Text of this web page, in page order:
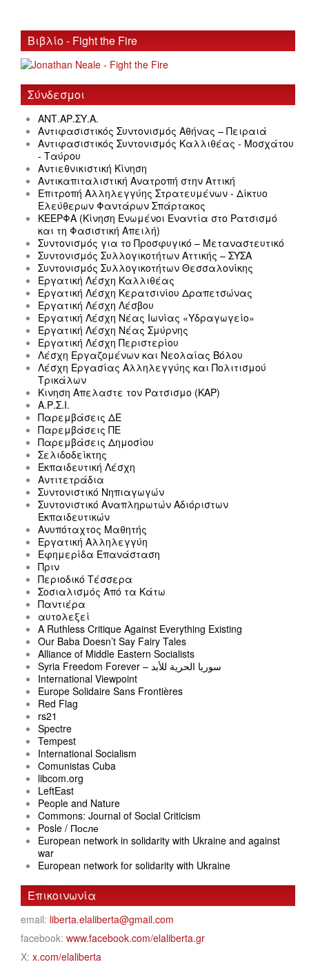
Βιβλίο - Fight the Fire
Σύνδεσμοι
ΑΝΤ.ΑΡ.ΣΥ.Α.
Αντιφασιστικός Συντονισμός Αθήνας – Πειραιά
Αντιφασιστικός Συντονισμός Καλλιθέας - Μοσχάτου
- Ταύρου
Αντιεθνικιστική Κίνηση
Αντικαπιταλιστική Ανατροπή στην Αττική
Επιτροπή Αλληλεγγύης Στρατευμένων - Δίκτυο
Ελεύθερων Φαντάρων Σπάρτακος
ΚΕΕΡΦΑ (Κίνηση Ενωμένοι Εναντία στο Ρατσισμό
και τη Φασιστική Απειλή)
Συντονισμός για το Προσφυγικό – Μεταναστευτικό
Συντονισμός Συλλογικοτήτων Αττικής – ΣΥΣΑ
Συντονισμός Συλλογικοτήτων Θεσσαλονίκης
Εργατική Λέσχη Καλλιθέας
Εργατική Λέσχη Κερατσινίου Δραπετσώνας
Εργατική Λέσχη Λέσβου
Εργατική Λέσχη Νέας Ιωνίας «Υδραγωγείο»
Εργατική Λέσχη Νέας Σμύρνης
Εργατική Λέσχη Περιστερίου
Λέσχη Εργαζομένων και Νεολαίας Βόλου
Λέσχη Εργασίας Αλληλεγγύης και Πολιτισμού
Τρικάλων
Κινηση Απελαστε τον Ρατσισμο (ΚΑΡ)
Α.Ρ.Σ.Ι.
Παρεμβάσεις ΔΕ
Παρεμβάσεις ΠΕ
Παρεμβάσεις Δημοσίου
Σελιδοδείκτης
Εκπαιδευτική Λέσχη
Αντιτετράδια
Συντονιστικό Νηπιαγωγών
Συντονιστικό Αναπληρωτών Αδιόριστων
Εκπαιδευτικών
Ανυπόταχτος Μαθητής
Εργατική Αλληλεγγύη
Εφημερίδα Επανάσταση
Πριν
Περιοδικό Τέσσερα
Σοσιαλισμός Από τα Κάτω
Παντιέρα
αυτολεξεί
A Ruthless Critique Against Everything Existing
Our Baba Doesn’t Say Fairy Tales
Alliance of Middle Eastern Socialists
Syria Freedom Forever – سوريا الحرية للأبد
International Viewpoint
Europe Solidaire Sans Frontières
Red Flag
rs21
Spectre
Tempest
International Socialism
Comunistas Cuba
libcom.org
LeftEast
People and Nature
Commons: Journal of Social Criticism
Posle / После
European network in solidarity with Ukraine and against
war
European network for solidarity with Ukraine
Επικοινωνία
email: liberta.elaliberta@gmail.com
facebook: www.facebook.com/elaliberta.gr
X: x.com/elaliberta